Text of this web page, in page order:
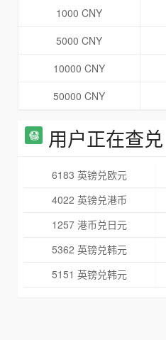
1000 CNY
5000 CNY
10000 CNY
50000 CNY
用户正在查兑
6183 英镑兑欧元
4022 英镑兑港币
1257 港币兑日元
5362 英镑兑韩元
5151 英镑兑韩元